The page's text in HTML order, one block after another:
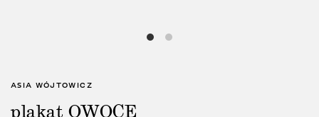
ASIA WÓJTOWICZ
plakat OWOCE